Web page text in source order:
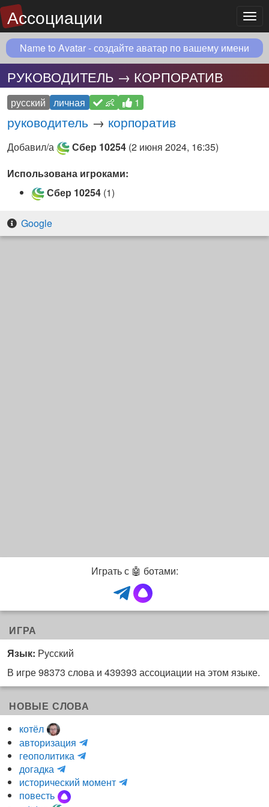
Ассоциации
Name to Avatar - создайте аватар по вашему имени
РУКОВОДИТЕЛЬ → КОРПОРАТИВ
русский личная 👶 1
руководитель → корпоратив
Добавил/а Сбер 10254 (2 июня 2024, 16:35)
Использована игроками:
Сбер 10254 (1)
Google
Играть с 🤖 ботами:
ИГРА
Язык: Русский
В игре 98373 слова и 439393 ассоциации на этом языке.
НОВЫЕ СЛОВА
котёл
авторизация
и
о
геополитика
H
d
догадка
m
a
r
исторический момент
и
повесть